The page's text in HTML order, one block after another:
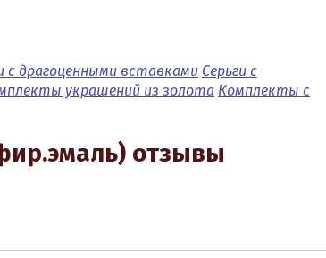
с драгоценными вставками Серьги с
украшений из золота Комплекты с
отзывы